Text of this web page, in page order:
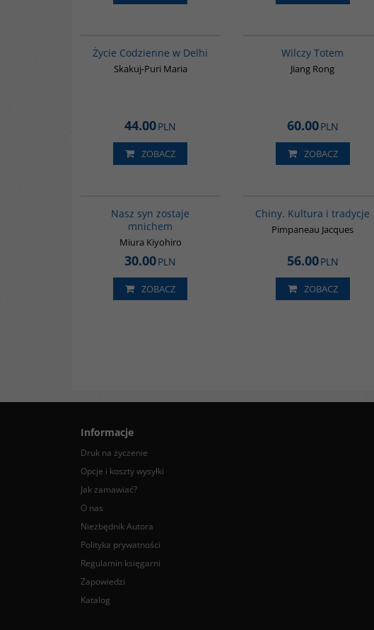
Życie Codzienne w Delhi
Skakuj-Puri Maria
44.00PLN
ZOBACZ
Wilczy Totem
Jiang Rong
60.00PLN
ZOBACZ
Nasz syn zostaje
mnichem
Miura Kiyohiro
30.00PLN
ZOBACZ
Chiny. Kultura i tradycje
Pimpaneau Jacques
56.00PLN
ZOBACZ
Informacje
Druk na życzenie
Opcje i koszty wysyłki
Jak zamawiać?
O nas
Niezbędnik Autora
Polityka prywatności
Regulamin księgarni
Zapowiedzi
Katalog